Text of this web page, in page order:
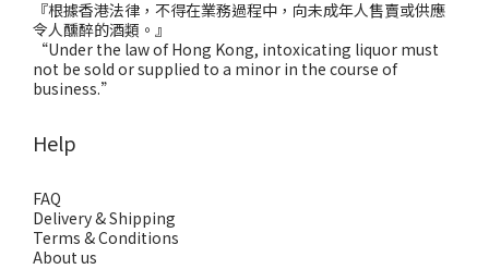
『根據香港法律，不得在業務過程中，向未成年人售賣或供應
令人醺醉的酒類。』
“Under the law of Hong Kong, intoxicating liquor must
not be sold or supplied to a minor in the course of
business.”
Help
FAQ
Delivery & Shipping
Terms & Conditions
About us